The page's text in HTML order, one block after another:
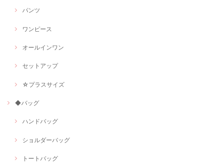
パンツ
ワンピース
オールインワン
セットアップ
☆プラスサイズ
◆バッグ
ハンドバッグ
ショルダーバッグ
トートバッグ